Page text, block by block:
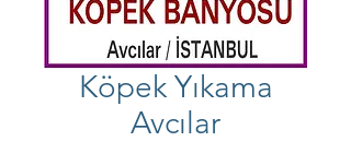
Köpek Yıkama
Avcılar